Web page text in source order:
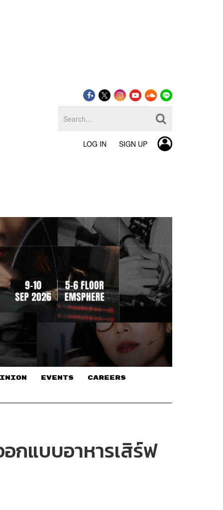
LOG IN SIGN UP
EVENTS CAREERS
กแบบอาหารเสิร์ฟ